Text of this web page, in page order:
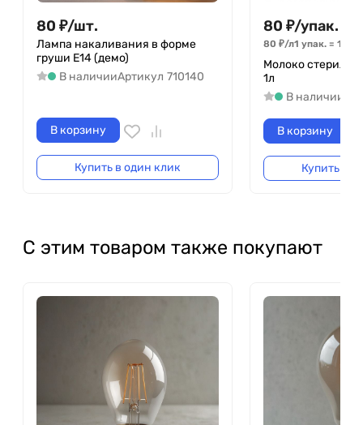
80 ₽/шт.
Лампа накаливания в форме
груши Е14 (демо)
В наличииАртикул 710140
В корзину
Купить в один клик
80 ₽/упак.
80 ₽/л1 упак. = 1
Молоко
1л
В наличии
В корзину
Купить в
С этим товаром также покупают